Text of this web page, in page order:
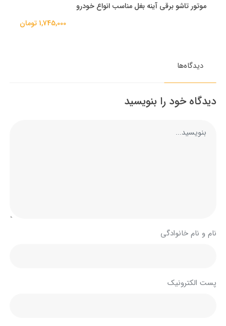
موتور تاشو برقی آینه‌ بغل مناسب انواع خودرو
1,745,000 تومان
دیدگاه‌ها
دیدگاه خود را بنویسید
نام و نام خانوادگی
پست الکترونیک